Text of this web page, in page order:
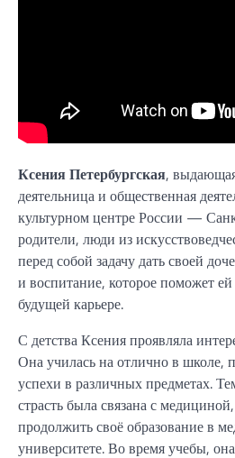
Ксения Петербургская,
деятельница и общественная
культурном центре России —
родители, люди из
перед собой задачу дать своей
и воспитание, которое поможет
будущей карьере.
С детства Ксения проявляла
Она училась на отлично в школе,
успехи в различных предметах.
страсть была связана с
продолжить своё образование в
университете. Во время учебы,